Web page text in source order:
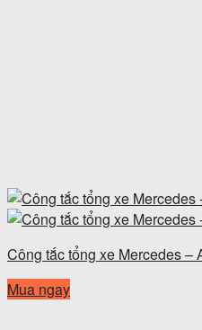
Công tắc tổng xe Mercedes –
Mua ngay